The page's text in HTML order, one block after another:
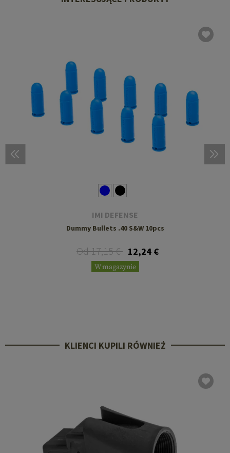
IMI DEFENSE
Dummy Bullets .40 S&W 10pcs
Od 17,15 € 12,24 €
W magazynie
KLIENCI KUPILI RÓWNIEŻ